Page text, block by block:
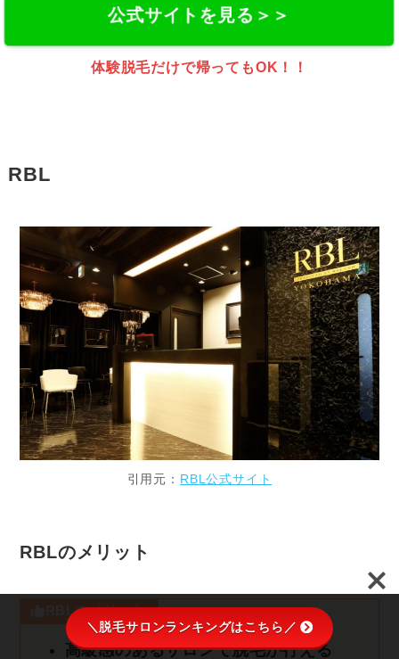
公式サイトを見る＞＞
体験脱毛だけで帰ってもOK！！
RBL
引用元： RBL公式サイト
RBLのメリット
RBLのメリット
高級感のあるサロンで脱毛が行える
＼脱毛サロンランキングはこちら／